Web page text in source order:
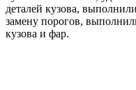
деталей кузова,
замену порогов,
кузова и фар.